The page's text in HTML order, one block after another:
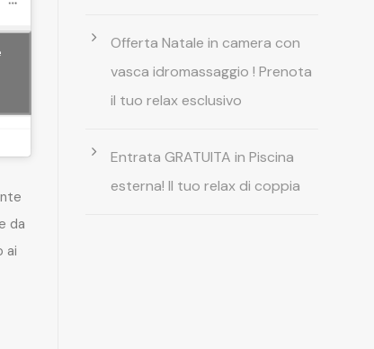
da
ai
Offerta Natale in camera con
vasca idromassaggio ! Prenota
il tuo relax esclusivo
Entrata GRATUITA in Piscina
esterna! Il tuo relax di coppia